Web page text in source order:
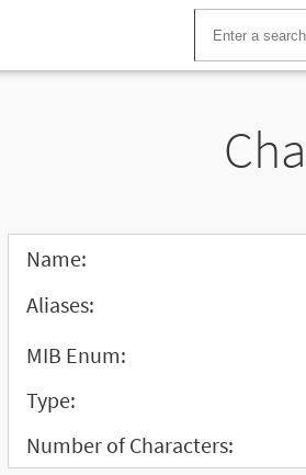
Name:
Aliases:
MIB Enum:
Type:
Number of Characters: